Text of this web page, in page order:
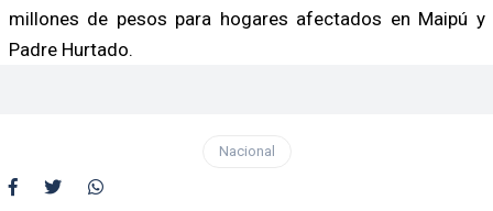
millones de pesos para hogares afectados en Maipú y
Padre Hurtado.
Nacional